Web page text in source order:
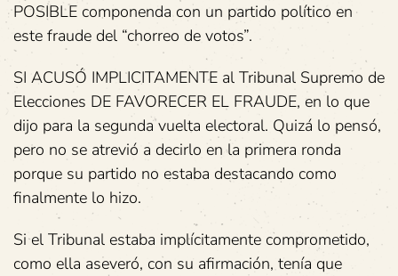
POSIBLE componenda con un partido político en
este fraude del “chorreo de votos”.
SI ACUSÓ IMPLICITAMENTE al Tribunal Supremo de
Elecciones DE FAVORECER EL FRAUDE, en lo que
dijo para la segunda vuelta electoral. Quizá lo pensó,
pero no se atrevió a decirlo en la primera ronda
porque su partido no estaba destacando como
finalmente lo hizo.
Si el Tribunal estaba implícitamente comprometido,
como ella aseveró, con su afirmación, tenía que